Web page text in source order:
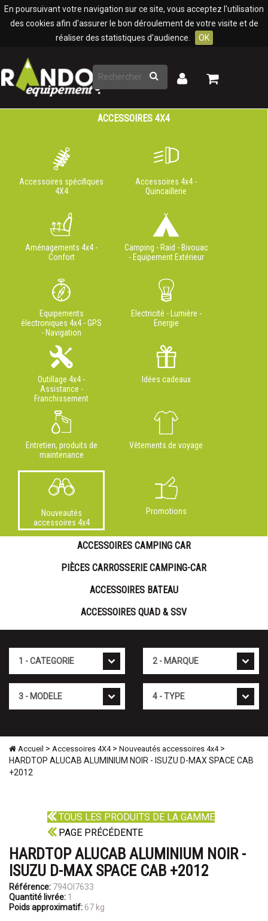
En poursuivant votre navigation sur ce site, vous acceptez l'utilisation
des cookies afin d'assurer le bon déroulement de votre visite et de
réaliser des statistiques d'audience.
OK
Rechercher
Mon
Mon
ACCESSOIRES 4X4
Accessoires spécifiques
4X4
Accessoires 4x4 -
Quincaillerie
Aménagements 4x4 -
Confort
Camping - Raid - Bivouac
- Equipement Extérieur
Equipements
électroniques 4x4 - GPS
- Navigation
Electricité - Lumière -
Energie
Outillage 4x4 -
Assistance -
Franchissement
Idées cadeaux
Entretien, produits de
maintenance
Vêtements de voyage
Nouveautés
accessoires 4x4
Promotions
ACCESSOIRES CAMPING CAR
PIÈCES CARROSSERIE CAMPING-CAR
ACCESSOIRES BATEAU
ACCESSOIRES QUAD & SSV
Accueil > Accessoires 4X4> Nouveautés accessoires 4x4>
HARDTOP ALUCAB ALUMINIUM NOIR - ISUZU D-MAX SPACE CAB
+2012
TOUS LES PRODUITS DE LA GAMME
PAGE PRÉCÉDENTE
HARDTOP ALUCAB ALUMINIUM NOIR -
ISUZU D-MAX SPACE CAB +2012
Référence: 794OI7633
Quantité livrée: 1
Poids approximatif: 67 kg
Panneau de gestion des cookies